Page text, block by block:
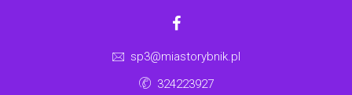
sp3@miastorybnik.pl
324223927